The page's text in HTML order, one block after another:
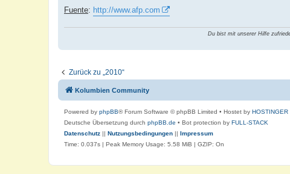
Fuente: http://www.afp.com
Du bist mit unserer Hilfe
Zurück zu „2010“
Kolumbien Community
Powered by phpBB® Forum Software © phpBB Limited • Hostet by HOSTINGER
Deutsche Übersetzung durch phpBB.de • Bot protection by FULL-STACK
Datenschutz || Nutzungsbedingungen || Impressum
Time: 0.037s | Peak Memory Usage: 5.58 MiB | GZIP: On